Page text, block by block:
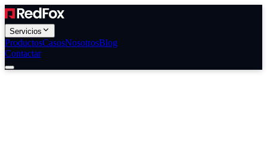
Servicios
ProductosCasosNosotrosBlog
Contactar